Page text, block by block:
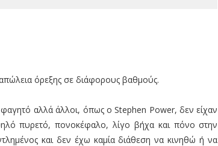
όρεξης σε διάφορους βαθμούς.
αλλά άλλοι, όπως ο Stephen Power, δεν είχαν
πυρετό, πονοκέφαλο, λίγο βήχα και πόνο στην
και δεν έχω καμία διάθεση να κινηθώ ή να